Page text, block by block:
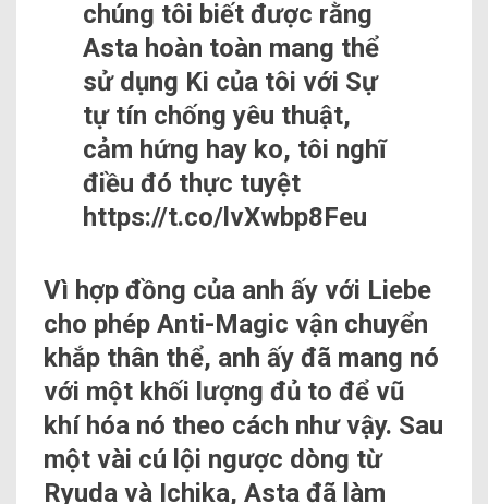
chúng tôi biết được rằng
Asta hoàn toàn mang thể
sử dụng Ki của tôi với Sự
tự tín chống yêu thuật,
cảm hứng hay ko, tôi nghĩ
điều đó thực tuyệt
https://t.co/lvXwbp8Feu
Vì hợp đồng của anh ấy với Liebe
cho phép Anti-Magic vận chuyển
khắp thân thể, anh ấy đã mang nó
với một khối lượng đủ to để vũ
khí hóa nó theo cách như vậy. Sau
một vài cú lội ngược dòng từ
Ryuda và Ichika, Asta đã làm